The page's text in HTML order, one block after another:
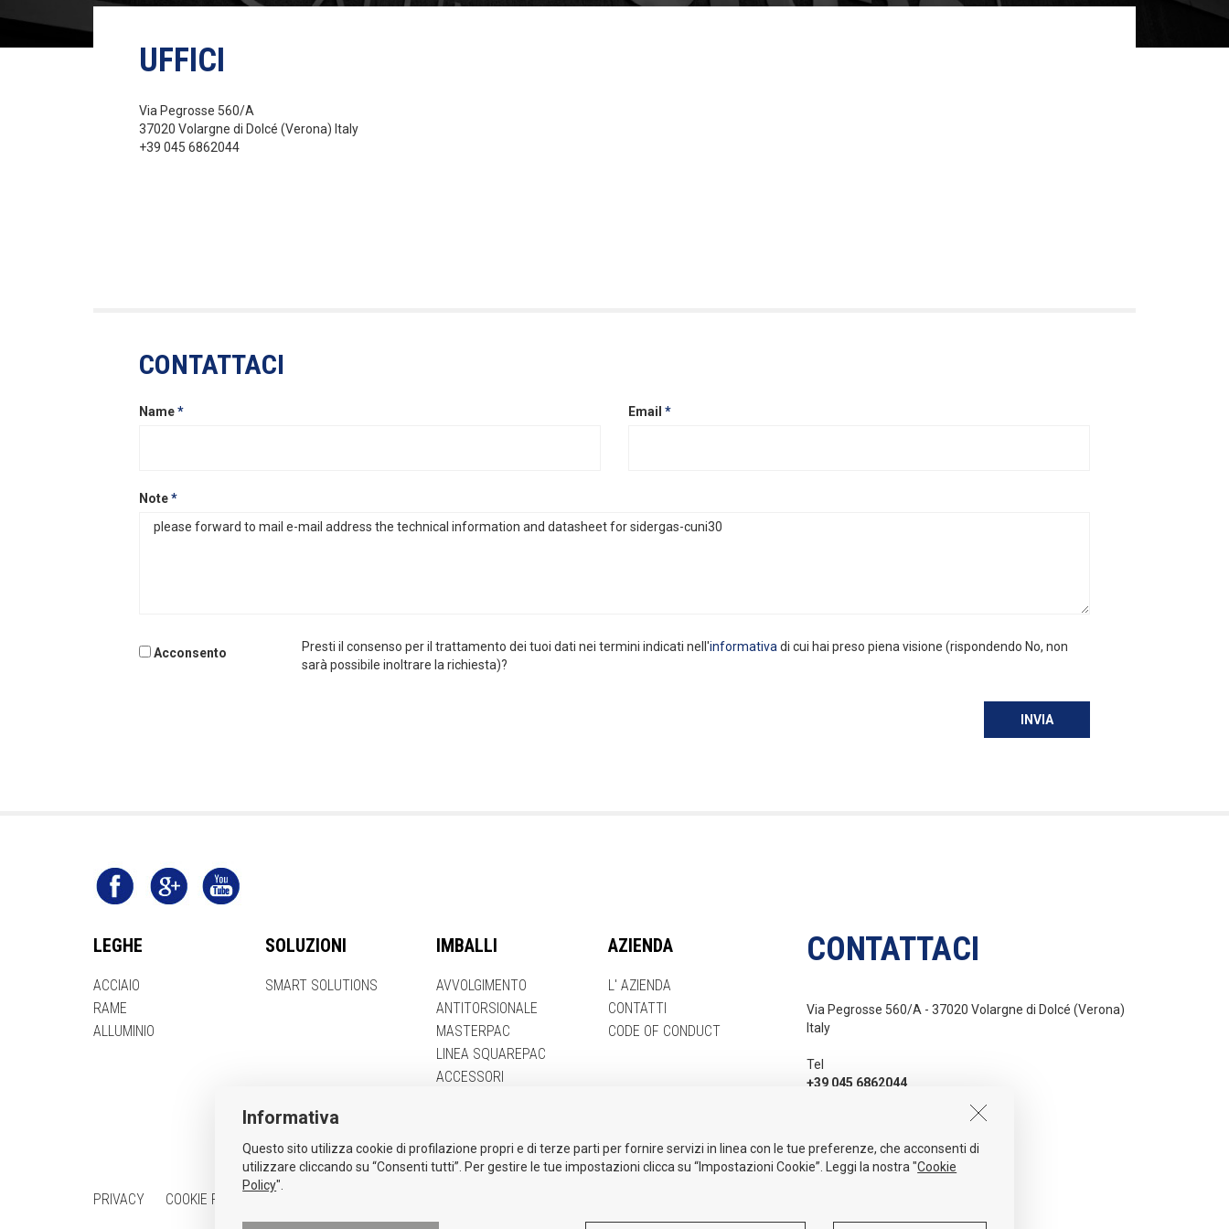
UFFICI
Via Pegrosse 560/A
37020 Volargne di Dolcé (Verona) Italy
+39 045 6862044
CONTATTACI
Name* Email *
Note*
Acconsento Presti il consenso per il trattamento dei tuoi dati nei termini indicati nell'informativa di cui hai preso piena visione (rispondendo No, non
sarà possibile inoltrare la richiesta)?
INVIA
LEGHE
ACCIAIO
RAME
ALLUMINIO
SOLUZIONI
SMART SOLUTIONS
IMBALLI
AVVOLGIMENTO
ANTITORSIONALE
MASTERPAC
LINEA SQUAREPAC
ACCESSORI
AZIENDA
L' AZIENDA
CONTATTI
CODE OF CONDUCT
CONTATTACI
Via Pegrosse 560/A - 37020 Volargne di Dolcé (Verona)
Italy
Tel
+39 045 6862044
PRIVACY COOKIE POLICY
Informativa
Questo sito utilizza cookie di profilazione propri e di terze parti per fornire servizi in linea con le tue preferenze, che acconsenti di
utilizzare cliccando su “Consenti tutti”. Per gestire le tue impostazioni clicca su “Impostazioni Cookie”. Leggi la nostra "Cookie
Policy".